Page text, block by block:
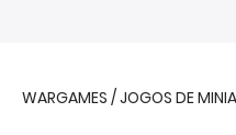
WARGAMES / JOGOS DE